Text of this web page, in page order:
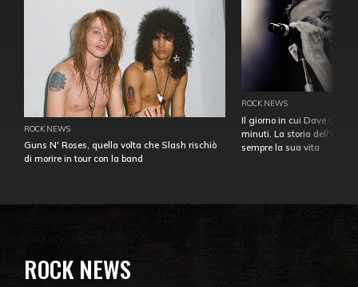
ROCK NEWS
Guns N' Roses, quella volta che Slash rischiò
di morire in tour con la band
ROCK NEWS
Il giorno in cui Dave
minuti. La storia
sempre la sua vita
ROCK NEWS